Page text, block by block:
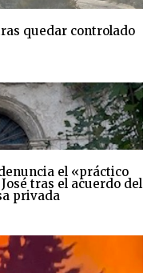
quedar controlado
el «práctico
tras el acuerdo del
privada